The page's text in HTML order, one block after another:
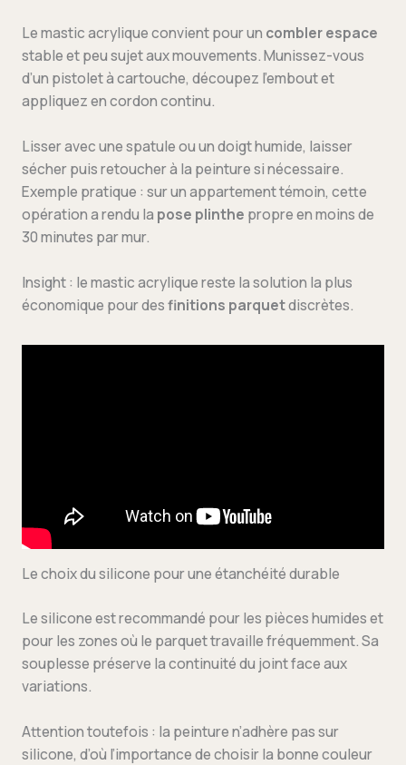
Le mastic acrylique convient pour un combler espace
stable et peu sujet aux mouvements. Munissez-vous
d’un pistolet à cartouche, découpez l’embout et
appliquez en cordon continu.
Lisser avec une spatule ou un doigt humide, laisser
sécher puis retoucher à la peinture si nécessaire.
Exemple pratique : sur un appartement témoin, cette
opération a rendu la pose plinthe propre en moins de
30 minutes par mur.
Insight : le mastic acrylique reste la solution la plus
économique pour desfinitions parquetdiscrètes.
Le choix du silicone pour une étanchéité durable
Le silicone est recommandé pour les pièces humides et
pour les zones où le parquet travaille fréquemment. Sa
souplesse préserve la continuité du joint face aux
variations.
Attention toutefois : la peinture n’adhère pas sur
silicone, d’où l’importance de choisir la bonne couleur